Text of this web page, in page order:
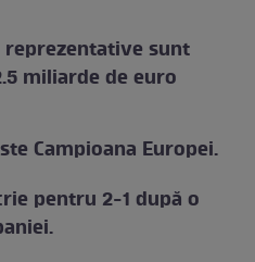
sunt
miliarde de euro
Campioana Europei.
pentru 2-1 după o